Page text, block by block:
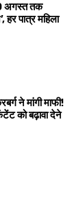
अगस्त तक
हर पात्र महिला
ने मांगी माफी!
को बढ़ावा देने